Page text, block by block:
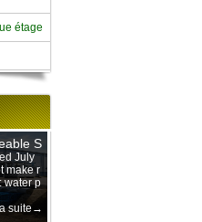
étage
S
July
make r
water p
suite→